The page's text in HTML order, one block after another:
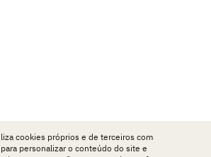
cookies próprios e de terceiros com
personalizar o conteúdo do site e